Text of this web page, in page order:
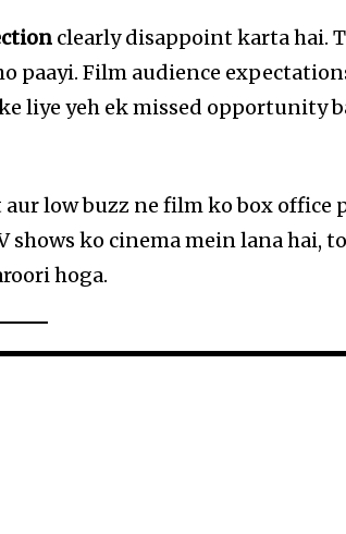
clearly disappoint karta hai.
paayi. Film audience
liye yeh ek missed opportunity
low buzz ne film ko box office
shows ko cinema mein lana hai,
hoga.